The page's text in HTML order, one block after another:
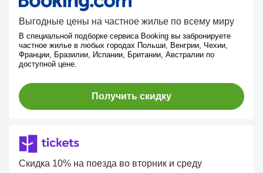
Выгодные цены на частное жилье по всему миру
В специальной подборке сервиса Booking вы забронируете
частное жилье в любых городах Польши, Венгрии, Чехии,
Франции, Бразилии, Испании, Британии, Австралии по
доступной цене.
Получить скидку
Скидка 10% на поезда во вторник и среду